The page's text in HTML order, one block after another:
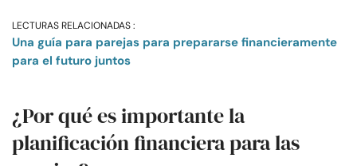
LECTURAS RELACIONADAS :
Una guía para parejas para prepararse financieramente
para el futuro juntos
¿Por qué es importante la
planificación financiera para las